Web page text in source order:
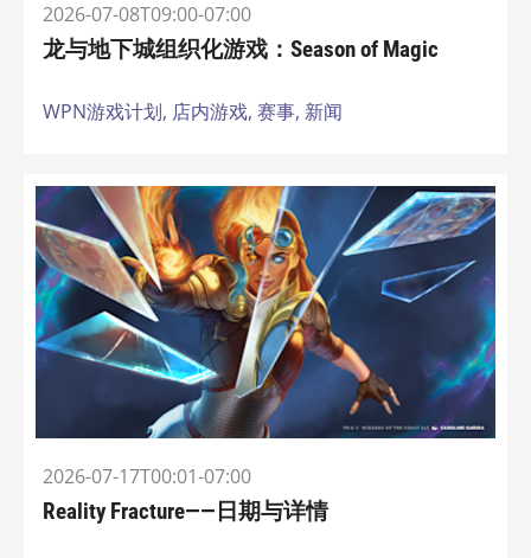
2026-07-08T09:00-07:00
龙与地下城组织化游戏：Season of Magic
WPN游戏计划, 店内游戏, 赛事, 新闻
2026-07-17T00:01-07:00
Reality Fracture——日期与详情